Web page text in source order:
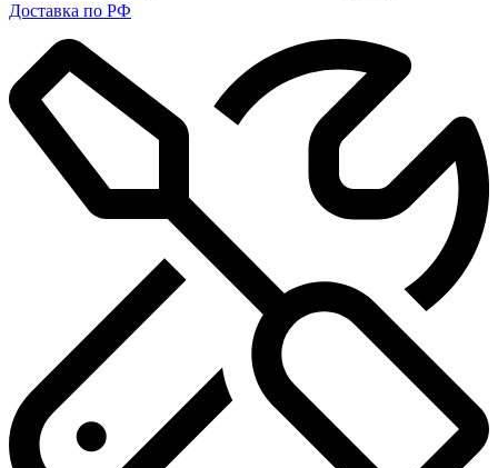
Доставка по РФ